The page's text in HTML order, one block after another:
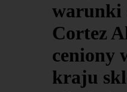
warunki
Cortez
ceniony
kraju